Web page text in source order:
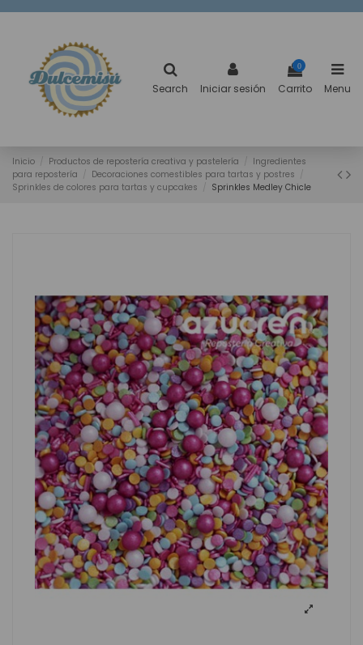
Search Iniciar sesión
0
Carrito Menu
Inicio Productos de repostería creativa y pastelería
Ingredientes
para repostería
Decoraciones comestibles para tartas y postres
Sprinkles de colores para tartas y cupcakes
Sprinkles Medley Chicle